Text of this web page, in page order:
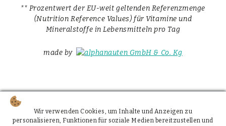
** Prozentwert der EU-weit geltenden Referenzmenge
(Nutrition Reference Values) für Vitamine und
Mineralstoffe in Lebensmitteln pro Tag
made by
Wir verwenden Cookies, um Inhalte und Anzeigen zu
personalisieren, Funktionen für soziale Medien bereitzustellen und